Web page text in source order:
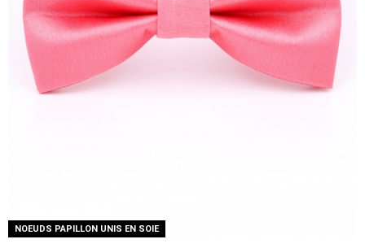
NOEUDS PAPILLON UNIS EN SOIE